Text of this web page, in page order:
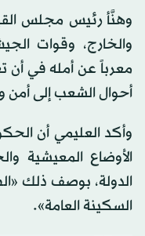
وهنَّأ رئيس مجلس
والخارج، وقوات
معرباً عن أمله في أن
أحوال الشعب إلى أمن
وأكد العليمي أن
الأوضاع المعيشية
الدولة، بوصف ذلك
السكينة العامة».